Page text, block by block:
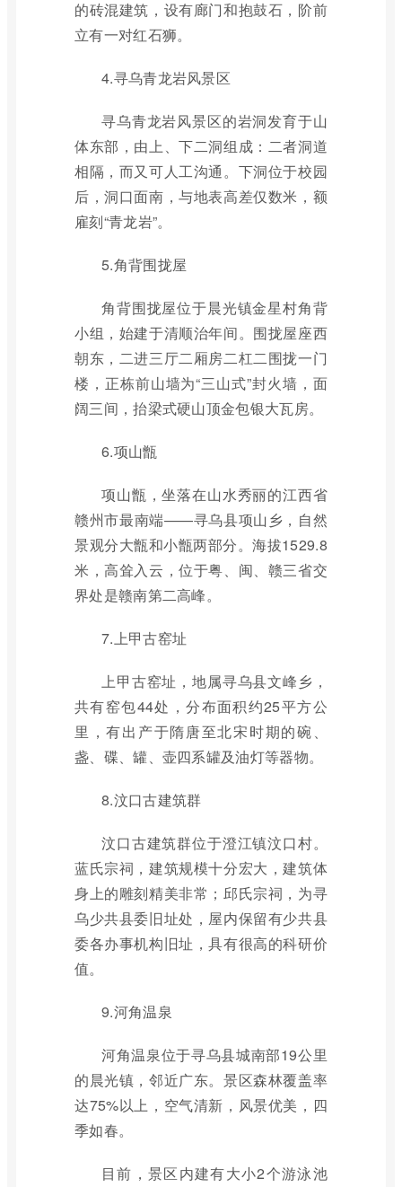
的砖混建筑，设有廊门和抱鼓石，阶前
立有一对红石狮。
4.寻乌青龙岩风景区
寻乌青龙岩风景区的岩洞发育于山
体东部，由上、下二洞组成：二者洞道
相隔，而又可人工沟通。下洞位于校园
后，洞口面南，与地表高差仅数米，额
雇刻“青龙岩”。
5.角背围拢屋
角背围拢屋位于晨光镇金星村角背
小组，始建于清顺治年间。围拢屋座西
朝东，二进三厅二厢房二杠二围拢一门
楼，正栋前山墙为“三山式”封火墙，面
阔三间，抬梁式硬山顶金包银大瓦房。
6.项山甑
项山甑，坐落在山水秀丽的江西省
赣州市最南端——寻乌县项山乡，自然
景观分大甑和小甑两部分。海拔1529.8
米，高耸入云，位于粤、闽、赣三省交
界处是赣南第二高峰。
7.上甲古窑址
上甲古窑址，地属寻乌县文峰乡，
共有窑包44处，分布面积约25平方公
里，有出产于隋唐至北宋时期的碗、
盏、碟、罐、壶四系罐及油灯等器物。
8.汶口古建筑群
汶口古建筑群位于澄江镇汶口村。
蓝氏宗祠，建筑规模十分宏大，建筑体
身上的雕刻精美非常；邱氏宗祠，为寻
乌少共县委旧址处，屋内保留有少共县
委各办事机构旧址，具有很高的科研价
值。
9.河角温泉
河角温泉位于寻乌县城南部19公里
的晨光镇，邻近广东。景区森林覆盖率
达75%以上，空气清新，风景优美，四
季如春。
目前，景区内建有大小2个游泳池